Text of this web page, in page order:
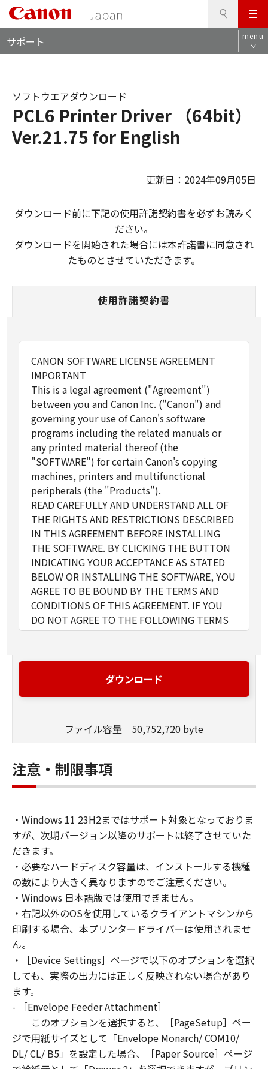
メ
ニ
ュ
サポート menu
PCL6 Printer Driver （64bit）
Ver.21.75 for English
ソフトウエアダウンロード
更新日：2024年09月05日
ダウンロード前に下記の使用許諾契約書を必ずお読みく
ださい。
ダウンロードを開始された場合には本許諾書に同意され
たものとさせていただきます。
使用許諾契約書
CANON SOFTWARE LICENSE AGREEMENT
IMPORTANT
This is a legal agreement ("Agreement")
between you and Canon Inc. ("Canon") and
governing your use of Canon's software
programs including the related manuals or
any printed material thereof (the
"SOFTWARE") for certain Canon's copying
machines, printers and multifunctional
peripherals (the "Products").
READ CAREFULLY AND UNDERSTAND ALL OF
THE RIGHTS AND RESTRICTIONS DESCRIBED
IN THIS AGREEMENT BEFORE INSTALLING
THE SOFTWARE. BY CLICKING THE BUTTON
INDICATING YOUR ACCEPTANCE AS STATED
BELOW OR INSTALLING THE SOFTWARE, YOU
AGREE TO BE BOUND BY THE TERMS AND
CONDITIONS OF THIS AGREEMENT. IF YOU
DO NOT AGREE TO THE FOLLOWING TERMS
AND CONDITIONS OF THIS AGREEMENT, DO
1. GRANT OF LICENSE
Canon grants you a personal, limited and non-
SOFTWARE solely for the use with Products
connected to the Products (the "Designated
Computer").
You may allow other users of other
Computer to use the SOFTWARE, provided
that you must assure that all such users shall
abide by the terms of this Agreement and
shall be subject to restrictions and
obligations borne by you hereunder.
You may make one copy of the SOFTWARE
solely for a back-up purpose.
2. RESTRICTIONS
You shall not use the SOFTWARE except as
shall not assign, sublicense, sell, rent, lease,
loan, convey or transfer to any third party the
SOFTWARE. You shall not alter, translate or
convert to another programming language,
modify, disassemble, decompile or otherwise
reverse engineer the SOFTWARE and you shall
not have any third party to do so.
3. COPYRIGHT NOTICE
ダウンロード
ファイル容量 50,752,720 byte
注意・制限事項
・Windows 11 23H2まではサポート対象となっておりま
すが、次期バージョン以降のサポートは終了させていた
だきます。
・必要なハードディスク容量は、インストールする機種
の数により大きく異なりますのでご注意ください。
・Windows 日本語版では使用できません。
・右記以外のOSを使用しているクライアントマシンから
印刷する場合、本プリンタードライバーは使用されませ
ん。
・［Device Settings］ページで以下のオプションを選択
しても、実際の出力には正しく反映されない場合があり
ます。
- ［Envelope Feeder Attachment］
このオプションを選択すると、［PageSetup］ペー
ジで用紙サイズとして「Envelope Monarch/ COM10/
DL/ CL/ B5」を設定した場合、［Paper Source］ページ